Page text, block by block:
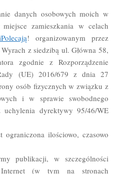
danych osobowych moich w
zamieszkania w celach
! organizowanym przez
z siedzibą ul. Główna 58,
zgodnie z Rozporządzenie
(UE) 2016/679 z dnia 27
osób fizycznych w związku z
i w sprawie swobodnego
uchylenia dyrektywy 95/46/WE
ograniczona ilościowo, czasowo
publikacji, w szczególności
(w tym na stronach